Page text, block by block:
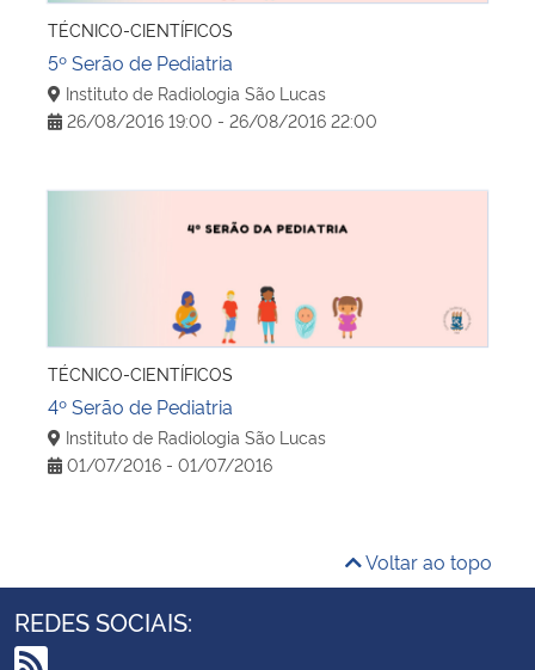
TÉCNICO-CIENTÍFICOS
5º Serão de Pediatria
Instituto de Radiologia São Lucas
26/08/2016 19:00 - 26/08/2016 22:00
TÉCNICO-CIENTÍFICOS
4º Serão de Pediatria
Instituto de Radiologia São Lucas
01/07/2016 - 01/07/2016
Voltar ao topo
REDES SOCIAIS: